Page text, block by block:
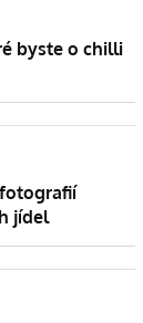
byste o chilli
fotografií
jídel